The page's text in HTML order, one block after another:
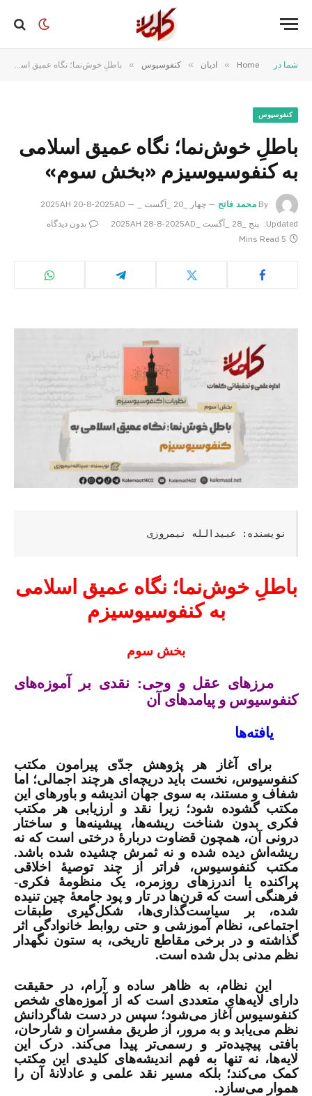
شما در Home
» ادیان » کنفوسیوس » باطلِ خوش‌نما؛ نگاه عمیق اسلامی به کنفوسیوسیزم «بخش سوم»
کنفوسیوس
باطلِ خوش‌نما؛ نگاه عمیق اسلامی
به کنفوسیوسیزم «بخش سوم»
By محمد فاتح
چهار _20 _آگست _2025AH 20-8-2025AD
Updated:
پنج _28 _آگست _2025AH 28-8-2025AD
بدون دیدگاه
5 Mins Read
نویسنده: عبیدالله نیمروزی
باطلِ خوش‌نما؛ نگاه عمیق اسلامی
به کنفوسیوسیزم
بخش سوم
مرزهای عقل و وحی: نقدی بر آموزه‌های
کنفوسیوس و پیامدهای آن
یافته‌ها
برای آغاز هر پژوهش جدّی پیرامون مکتب
کنفوسیوس، نخست باید دریچه‌ای هرچند اجمالی؛ اما
شفاف و مستند، به سوی جهان اندیشه و باورهای این
مکتب گشوده شود؛ زیرا نقد و ارزیابی هر مکتب
فکری بدون شناخت ریشه‌ها، پیشینه‌ها و ساختار
درونی آن، همچون قضاوت دربارۀ درختی است که نه
ریشه‌اش دیده شده و نه ثمرش چشیده شده باشد.
مکتب کنفوسیوس، فراتر از چند توصیۀ اخلاقی
پراکنده یا اندرزهای روزمره، یک منظومۀ فکری-
فرهنگی است که قرن‌ها در تار و پود جامعۀ چین تنیده
شده، بر سیاست‌گذاری‌ها، شکل‌گیری طبقات
اجتماعی، نظام آموزشی و حتی روابط خانوادگی اثر
گذاشته و در برخی مقاطع تاریخی، به ستون نگهدار
نظم مدنی بدل شده است.
این نظام، به ظاهر ساده و آرام، در حقیقت
دارای لایه‌های متعددی است که از آموزه‌های شخص
کنفوسیوس آغاز می‌شود؛ سپس در دست شاگردانش
نظم می‌یابد و به مرور، از طریق مفسران و شارحان،
بافتی پیچیده‌تر و رسمی‌تر پیدا می‌کند. درک این
لایه‌ها، نه تنها به فهم اندیشه‌های کلیدی این مکتب
کمک می‌کند؛ بلکه مسیر نقد علمی و عادلانۀ آن را
هموار می‌سازد.